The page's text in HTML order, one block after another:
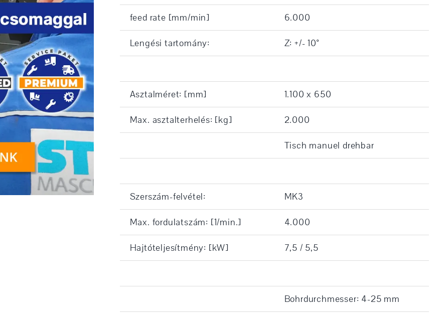
feed rate [mm/min] 6.000
Lengési tartomány: Z: +/- 10°
Asztalméret: [mm] 1.100 x 650
Max. asztalterhelés: [kg] 2.000
Tisch manuel drehbar
Szerszám-felvétel: MK3
Max. fordulatszám: [1/min.] 4.000
Hajtóteljesítmény: [kW] 7,5 / 5,5
Bohrdurchmesser: 4-25 mm